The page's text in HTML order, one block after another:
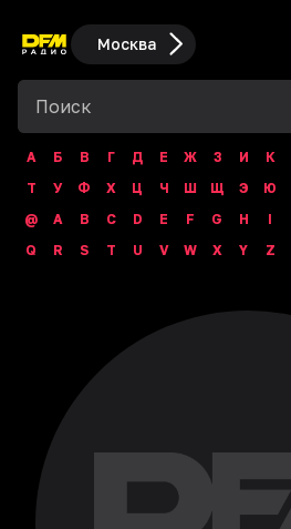
Москва
А Б В Г Д Е Ж З И К
Т
У Ф Х Ц Ч Ш Щ Э Ю
@
A B C D E F G H I
Q
R S T U V W X Y Z